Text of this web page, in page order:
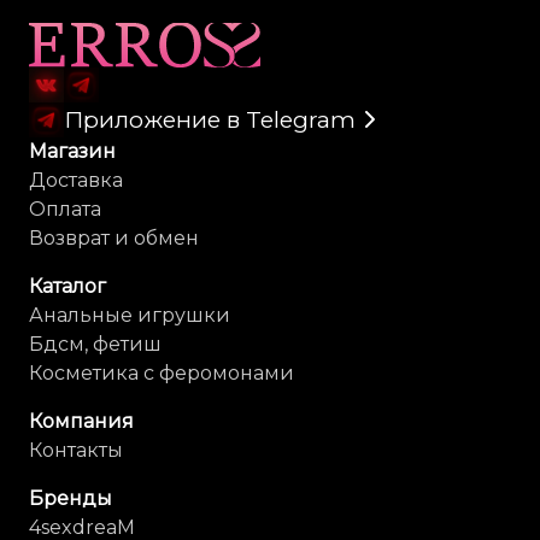
Приложение в Telegram
Магазин
Доставка
Оплата
Возврат и обмен
Каталог
Анальные игрушки
Бдсм, фетиш
Косметика с феромонами
Компания
Контакты
Бренды
4sexdreaM
Карта сайта